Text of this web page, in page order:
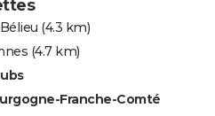
(4.3 km)
(4.7 km)
Franche-Comté